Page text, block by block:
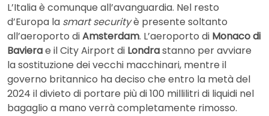
L’Italia è comunque all’avanguardia. Nel resto
d’Europa la smart securityè presente soltanto
all’aeroporto diAmsterdam. L’aeroporto di Monaco di
Bavierae il City Airport di Londrastanno per avviare
la sostituzione dei vecchi macchinari, mentre il
governo britannico ha deciso che entro la metà del
2024 il divieto di portare più di 100 millilitri di liquidi nel
bagaglio a mano verrà completamente rimosso.